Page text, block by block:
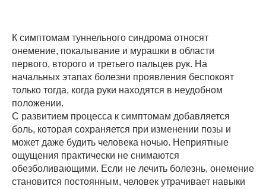
К симптомам туннельного синдрома относят
онемение, покалывание и мурашки в области
первого, второго и третьего пальцев рук. На
начальных этапах болезни проявления беспокоят
только тогда, когда руки находятся в неудобном
положении.
С развитием процесса к симптомам добавляется
боль, которая сохраняется при изменении позы и
может даже будить человека ночью. Неприятные
ощущения практически не снимаются
обезболивающими. Если не лечить болезнь, онемение
становится постоянным, человек утрачивает навыки